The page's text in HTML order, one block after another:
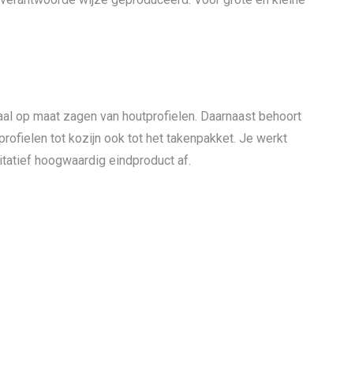
op maat zagen van houtprofielen. Daarnaast behoort
tot kozijn ook tot het takenpakket. Je werkt
hoogwaardig eindproduct af.